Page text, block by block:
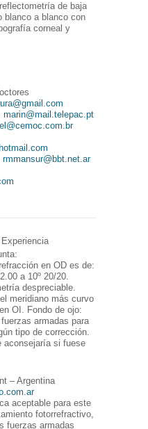
de baja
blanco a blanco con
corneal y
marin@mail.telepac.pt
rmmansur@bbt.net.ar
en OD es de:
a 10º 20/20.
despreciable.
meridiano más curvo
OI. Fondo de ojo:
armadas para
tipo de corrección.
aconsejaría si fuese
– Argentina
aceptable para este
fotorrefractivo,
fuerzas armadas